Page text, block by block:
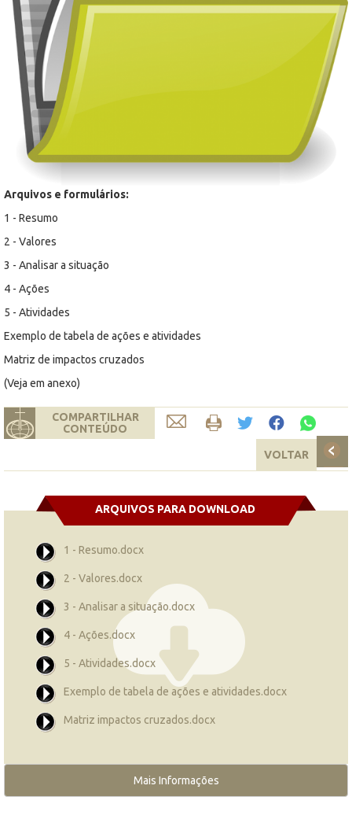
Arquivos e formulários:
1 - Resumo
2 - Valores
3 - Analisar a situação
4 - Ações
5 - Atividades
Exemplo de tabela de ações e atividades
Matriz de impactos cruzados
(Veja em anexo)
COMPARTILHAR
CONTEÚDO
VOLTAR
ARQUIVOS PARA DOWNLOAD
1 - Resumo.docx
2 - Valores.docx
3 - Analisar a situação.docx
4 - Ações.docx
5 - Atividades.docx
Exemplo de tabela de ações e atividades.docx
Matriz impactos cruzados.docx
Mais Informações